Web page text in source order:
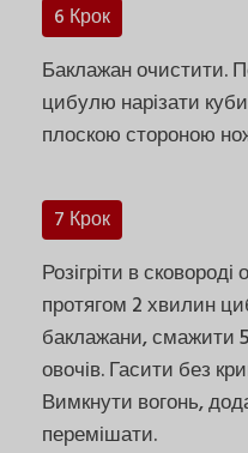
6 Крок
Баклажан очистити.
цибулю нарізати
плоскою стороною
7 Крок
Розігріти в
протягом 2 хвилин
баклажани, смажити
овочів. Гасити без
Вимкнути вогонь,
перемішати.